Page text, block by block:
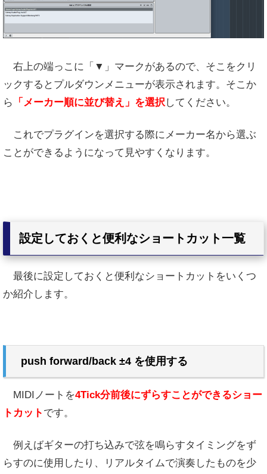
右上の端っこに「▼」マークがあるので、そこをクリ
ックするとプルダウンメニューが表示されます。そこか
ら
「メーカー順に並び替え」を選択してください。
これでプラグインを選択する際にメーカー名から選ぶ
ことができるようになって見やすくなります。
設定しておくと便利なショートカット一覧
最後に設定しておくと便利なショートカットをいくつ
か紹介します。
push forward/back ±4 を使用する
MIDIノートを4Tick分前後にずらすことができるショー
トカット です。
例えばギターの打ち込みで弦を鳴らすタイミングをず
らすのに使用したり、リアルタイムで演奏したものを少